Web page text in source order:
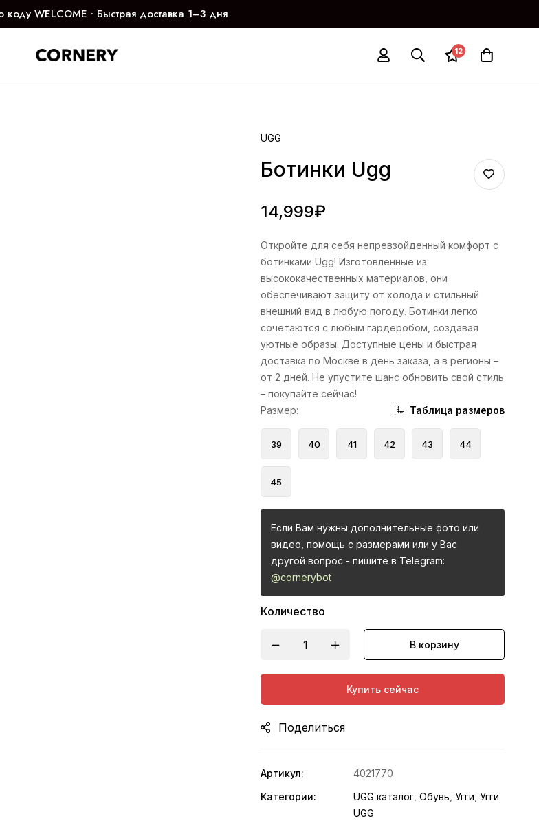
WELCOME ∙ Быстрая доставка 1–3 дня
12
UGG
Ботинки Ugg
14,999₽
Откройте для себя непревзойденный комфорт с
ботинками Ugg! Изготовленные из
высококачественных материалов, они
обеспечивают защиту от холода и стильный
внешний вид в любую погоду. Ботинки легко
сочетаются с любым гардеробом, создавая
уютные образы. Доступные цены и быстрая
доставка по Москве в день заказа, а в регионы –
от 2 дней. Не упустите шанс обновить свой стиль
– покупайте сейчас!
Размер: Таблица размеров
39 40 41 42 43 44
45
Если Вам нужны дополнительные фото или
видео, помощь с размерами или у Вас
другой вопрос - пишите в Telegram:
@cornerybot
Количество
В корзину
Купить сейчас
Поделиться
Артикул:
4021770
Категории:
UGG каталог ,Обувь ,Угги ,Угги
UGG